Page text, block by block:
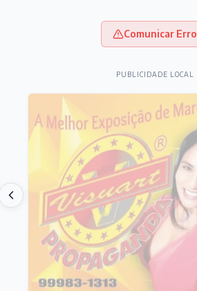
Comunicar Erro
PUBLICIDADE LOCAL